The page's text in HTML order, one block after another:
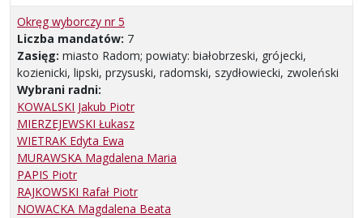
Okręg wyborczy nr 5
Liczba mandatów: 7
Zasięg: miasto Radom; powiaty: białobrzeski, grójecki,
kozienicki, lipski, przysuski, radomski, szydłowiecki, zwoleński
Wybrani radni:
KOWALSKI Jakub Piotr
MIERZEJEWSKI Łukasz
WIETRAK Edyta Ewa
MURAWSKA Magdalena Maria
PAPIS Piotr
RAJKOWSKI Rafał Piotr
NOWACKA Magdalena Beata